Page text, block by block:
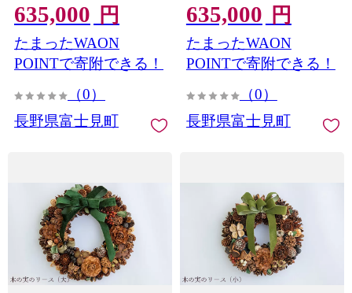
635,000 円
たまったWAON
POINTで寄附できる！
（0）
長野県富士見町
635,000 円
たまったWAON
POINTで寄附できる！
（0）
長野県富士見町